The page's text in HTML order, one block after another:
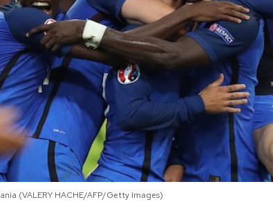
(VALERY HACHE/AFP/Getty Images)